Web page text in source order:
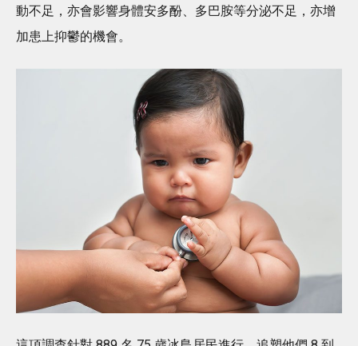
動不足，亦會影響身體安多酚、多巴胺等分泌不足，亦增
加患上抑鬱的機會。